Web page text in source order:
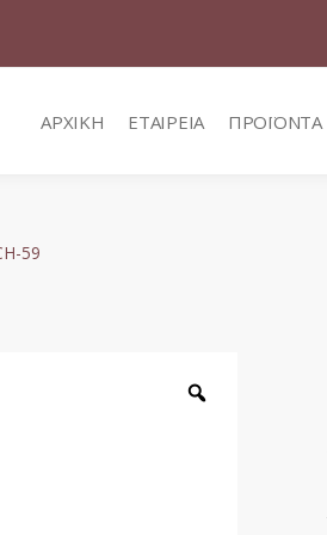
ΑΡΧΙΚΗ ΕΤΑΙΡΕΙΑ ΠΡΟΪΟΝΤΑ
59